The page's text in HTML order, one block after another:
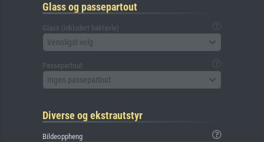
Glass og passepartout
Glass (inkludert baktavle)
Vennligst velg
Passepartout
Ingen passepartout
Diverse og ekstrautstyr
Bildeoppheng